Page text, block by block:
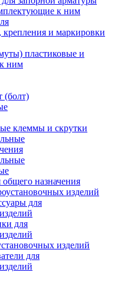
к ним
крепления и маркировки
пластиковые и
ним
(болт)
клеммы и скрутки
назначения
изделий
для
для
изделий
для